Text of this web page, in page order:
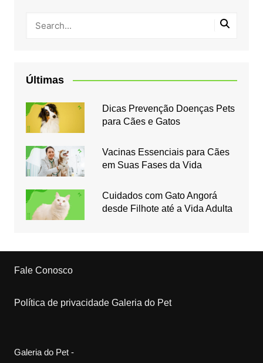
Últimas
Dicas Prevenção Doenças Pets
para Cães e Gatos
Vacinas Essenciais para Cães
em Suas Fases da Vida
Cuidados com Gato Angorá
desde Filhote até a Vida Adulta
Fale Conosco
Política de privacidade Galeria do Pet
Galeria do Pet -